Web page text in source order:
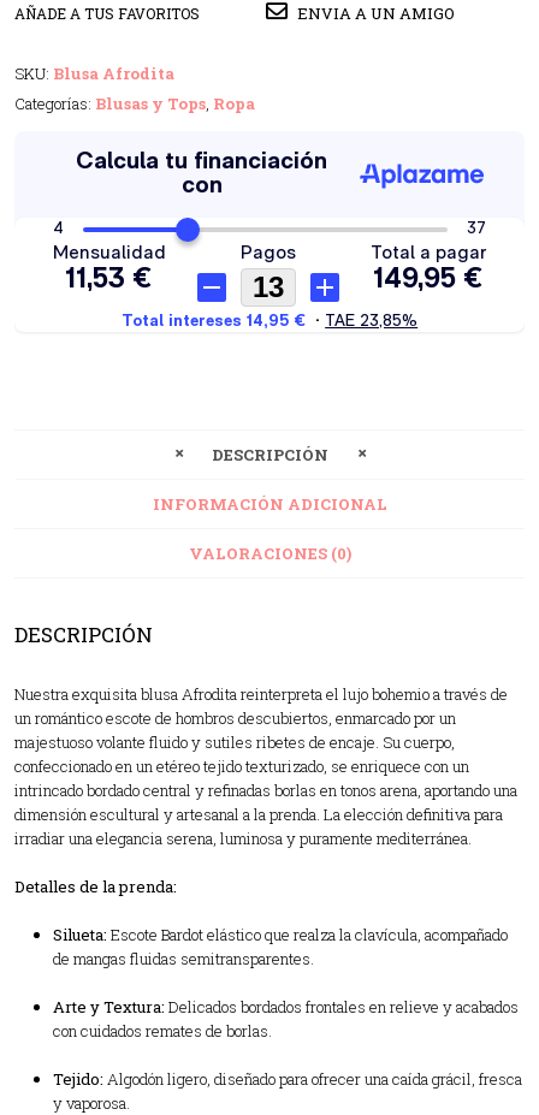
AÑADE A TUS FAVORITOS ENVIA A UN AMIGO
SKU: Blusa Afrodita
Categorías: Blusas y Tops, Ropa
DESCRIPCIÓN
INFORMACIÓN ADICIONAL
VALORACIONES (0)
DESCRIPCIÓN
Nuestra exquisita blusa Afrodita reinterpreta el lujo bohemio a través de
un romántico escote de hombros descubiertos, enmarcado por un
majestuoso volante fluido y sutiles ribetes de encaje. Su cuerpo,
confeccionado en un etéreo tejido texturizado, se enriquece con un
intrincado bordado central y refinadas borlas en tonos arena, aportando una
dimensión escultural y artesanal a la prenda. La elección definitiva para
irradiar una elegancia serena, luminosa y puramente mediterránea.
Detalles de la prenda:
Silueta: Escote Bardot elástico que realza la clavícula, acompañado
de mangas fluidas semitransparentes.
Arte y Textura: Delicados bordados frontales en relieve y acabados
con cuidados remates de borlas.
Tejido: Algodón ligero, diseñado para ofrecer una caída grácil, fresca
y vaporosa.